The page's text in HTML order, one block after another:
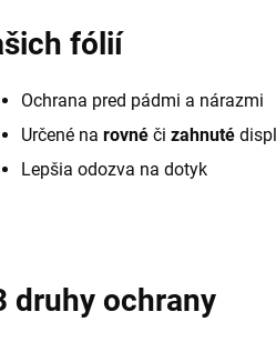
fólií
Ochrana pred pádmi a nárazmi
Určené na rovné či zahnuté
Lepšia odozva na dotyk
druhy ochrany